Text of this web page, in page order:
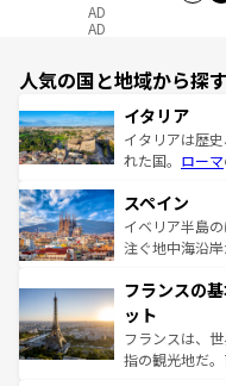
AD
AD
人気の国と地域から探す
イタリア
イタリアは歴
れた国。 ローマ
ろん、トスカ
景など、自然
ピザやパスタ
ませてくれる
なお、新着のイ
しい。
スペイン
イベリア半島
注ぐ地中海沿
文化が根付く
れる闘牛、そ
る。首都マド
アートに溢れ
フランスの
ット
フランスは、
指の観光地だ